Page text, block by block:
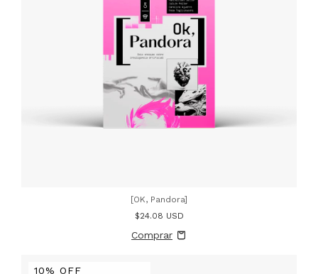
[OK, Pandora]
$24.08 USD
10% OFF